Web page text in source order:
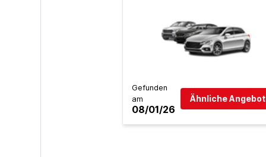
Rental Plus
ACTIVE RENT A
Gefunden
am
08/01/26
Ähnliche